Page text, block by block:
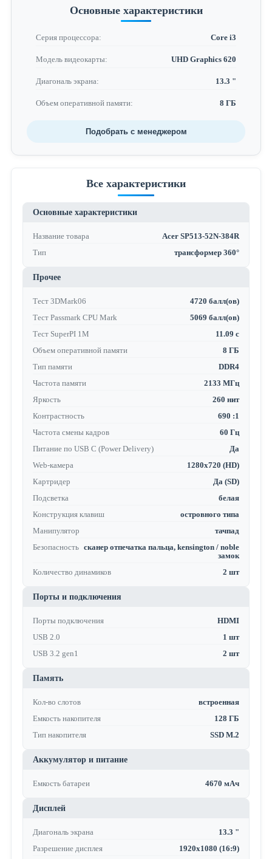
Основные характеристики
Серия процессора: Core i3
Модель видеокарты: UHD Graphics 620
Диагональ экрана: 13.3 "
Объем оперативной памяти: 8 ГБ
Подобрать с менеджером
Все характеристики
Основные характеристики
Название товара
Acer SP513-52N-384R
Тип
трансформер 360°
Прочее
Тест 3DMark06
4720 балл(ов)
Тест Passmark CPU Mark
5069 балл(ов)
Тест SuperPI 1M
11.09 с
Объем оперативной памяти
8 ГБ
Тип памяти
DDR4
Частота памяти
2133 МГц
Яркость
260 нит
Контрастность
690 :1
Частота смены кадров
60 Гц
Питание по USB C (Power Delivery)
Да
Web-камера
1280x720 (HD)
Картридер
Да (SD)
Подсветка
белая
Конструкция клавиш
островного типа
Манипулятор
тачпад
Безопасность сканер отпечатка пальца, kensington / noble
замок
Количество динамиков
2 шт
Порты и подключения
Порты подключения
HDMI
USB 2.0
1 шт
USB 3.2 gen1
2 шт
Память
Кол-во слотов
встроенная
Емкость накопителя
128 ГБ
Тип накопителя
SSD M.2
Аккумулятор и питание
Емкость батареи 4670 мАч
Дисплей
Диагональ экрана
13.3 "
Разрешение дисплея
1920x1080 (16:9)